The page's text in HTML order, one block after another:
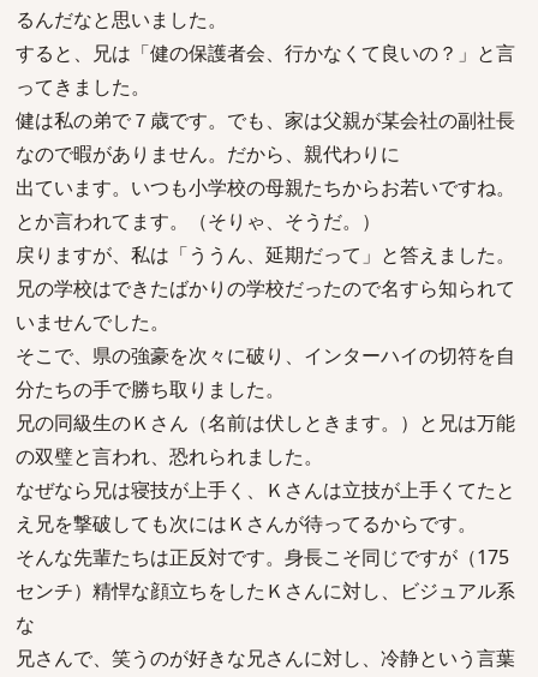
るんだなと思いました。
すると、兄は「健の保護者会、行かなくて良いの？」と言
ってきました。
健は私の弟で７歳です。でも、家は父親が某会社の副社長
なので暇がありません。だから、親代わりに
出ています。いつも小学校の母親たちからお若いですね。
とか言われてます。（そりゃ、そうだ。）
戻りますが、私は「ううん、延期だって」と答えました。
兄の学校はできたばかりの学校だったので名すら知られて
いませんでした。
そこで、県の強豪を次々に破り、インターハイの切符を自
分たちの手で勝ち取りました。
兄の同級生のＫさん（名前は伏しときます。）と兄は万能
の双璧と言われ、恐れられました。
なぜなら兄は寝技が上手く、Ｋさんは立技が上手くてたと
え兄を撃破しても次にはＫさんが待ってるからです。
そんな先輩たちは正反対です。身長こそ同じですが（175
センチ）精悍な顔立ちをしたＫさんに対し、ビジュアル系
な
兄さんで、笑うのが好きな兄さんに対し、冷静という言葉